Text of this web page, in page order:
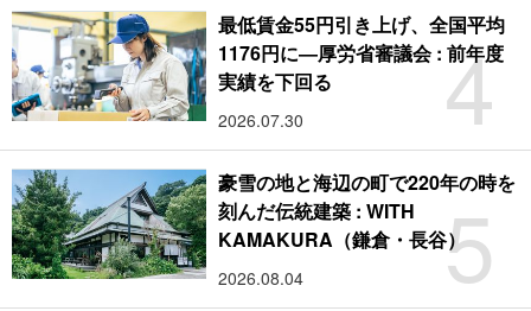
4
最低賃金55円引き上げ、全国平均
1176円に―厚労省審議会 : 前年度
実績を下回る
2026.07.30
5
豪雪の地と海辺の町で220年の時を
刻んだ伝統建築 : WITH
KAMAKURA（鎌倉・長谷）
2026.08.04